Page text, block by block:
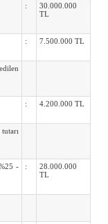
:
30.000.000
TL
: 7.500.000 TL
: 4.200.000 TL
-
:
28.000.000
TL